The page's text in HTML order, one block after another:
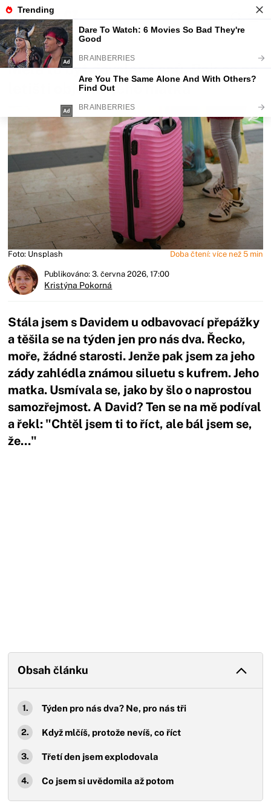
Fajntip.cz Magazín
Měla to být dovolená snů. Pak se na
letišti objevila jeho matka
Foto: Unsplash Doba čtení: více než 5 min
Publikováno: 3. června 2026, 17:00
Kristýna Pokorná
Stála jsem s Davidem u odbavovací přepážky
a těšila se na týden jen pro nás dva. Řecko,
moře, žádné starosti. Jenže pak jsem za jeho
zády zahlédla známou siluetu s kufrem. Jeho
matka. Usmívala se, jako by šlo o naprostou
samozřejmost. A David? Ten se na mě podíval
a řekl: "Chtěl jsem ti to říct, ale bál jsem se,
že..."
Obsah článku
Týden pro nás dva? Ne, pro nás tři
Když mlčíš, protože nevíš, co říct
Třetí den jsem explodovala
Co jsem si uvědomila až potom